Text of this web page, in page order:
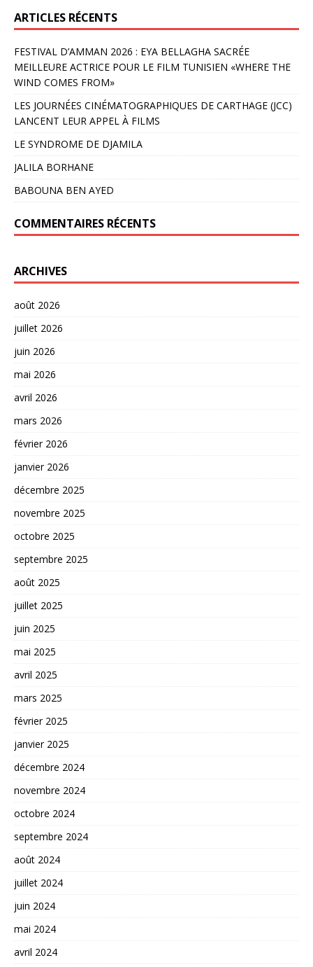
ARTICLES RÉCENTS
FESTIVAL D’AMMAN 2026 : EYA BELLAGHA SACRÉE
MEILLEURE ACTRICE POUR LE FILM TUNISIEN «WHERE THE
WIND COMES FROM»
LES JOURNÉES CINÉMATOGRAPHIQUES DE CARTHAGE (JCC)
LANCENT LEUR APPEL À FILMS
LE SYNDROME DE DJAMILA
JALILA BORHANE
BABOUNA BEN AYED
COMMENTAIRES RÉCENTS
ARCHIVES
août 2026
juillet 2026
juin 2026
mai 2026
avril 2026
mars 2026
février 2026
janvier 2026
décembre 2025
novembre 2025
octobre 2025
septembre 2025
août 2025
juillet 2025
juin 2025
mai 2025
avril 2025
mars 2025
février 2025
janvier 2025
décembre 2024
novembre 2024
octobre 2024
septembre 2024
août 2024
juillet 2024
juin 2024
mai 2024
avril 2024